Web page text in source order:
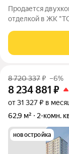
Продается
отделкой в ЖК
присвоен повышенный
Он
8 720 337₽ –6%
8 234 881 ₽
от 31 327 ₽ в
62,9 м²
2-комн.
новостройка